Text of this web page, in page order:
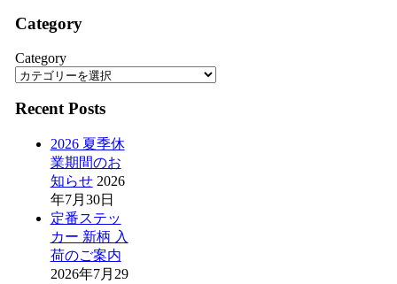
Category
Category
Recent Posts
2026 夏季休
業期間のお
知らせ 2026
年7月30日
定番ステッ
カー 新柄 入
荷のご案内
2026年7月29